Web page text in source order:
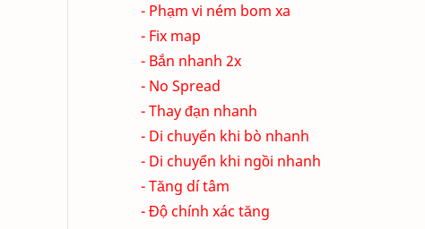
- Phạm vi ném bom xa
- Fix map
- Bắn nhanh 2x
- No Spread
- Thay đạn nhanh
- Di chuyển khi bò nhanh
- Di chuyển khi ngồi nhanh
- Tăng dí tâm
- Độ chính xác tăng